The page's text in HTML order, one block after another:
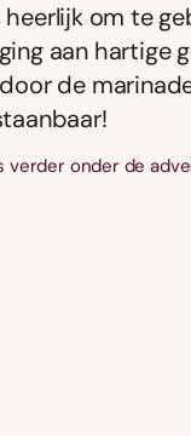
om te
aan hartige
de
verder onder de